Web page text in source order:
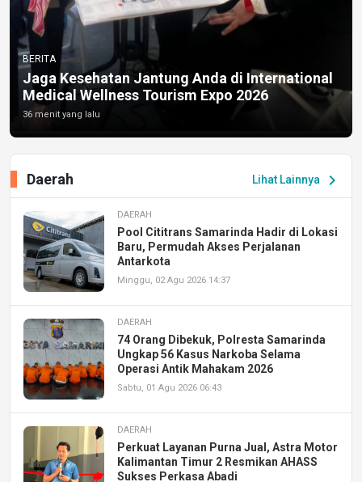
BERITA
Jaga Kesehatan Jantung Anda di International
Medical Wellness Tourism Expo 2026
36 menit yang lalu
Lihat Lainnya chevron_right
Daerah
DAERAH
Pool Cititrans Samarinda Hadir di Lokasi
Baru, Permudah Akses Perjalanan
Antarkota
Minggu, 02 Agu 2026 14:37
DAERAH
74 Orang Dibekuk, Polresta Samarinda
Ungkap 56 Kasus Narkoba Selama
Operasi Antik Mahakam 2026
Sabtu, 01 Agu 2026 06:43
DAERAH
Perkuat Layanan Purna Jual, Astra Motor
Kalimantan Timur 2 Resmikan AHASS
Sukses Perkasa Abadi